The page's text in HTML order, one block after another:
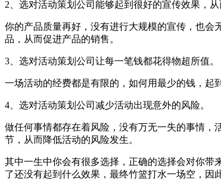
2、选对活动策划公司能够起到很好的宣传效果，从
你的产品质量再好，没有进行大规模的宣传，也会
品，从而促进产品的销售。
3、选对活动策划公司让每一笔钱都花得物超所值。
一场活动的经费都是有限的，如何用最少的钱，起
4、选对活动策划公司减少活动出现意外的风险。
做任何事情都存在着风险，没有万无一失的事情
节，从而降低活动的风险发生。
其中一生中你会有很多选择，正确的选择会对你
了还没有起到什么效果，最终竹篮打水一场空，因